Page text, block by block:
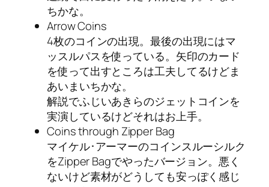
ちかな。
Arrow Coins
4枚のコインの出現。最後の出現にはマ
ッスルパスを使っている。矢印のカード
を使って出すところは工夫してるけどま
あいまいちかな。
解説でふじいあきらのジェットコインを
実演しているけどそれはお上手。
Coins through Zipper Bag
マイケル･アーマーのコインスルーシルク
をZipper Bagでやったバージョン。悪く
ないけど素材がどうしても安っぽく感じ